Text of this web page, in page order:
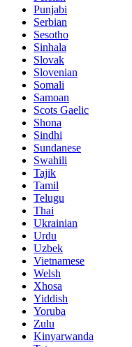
Punjabi
Serbian
Sesotho
Sinhala
Slovak
Slovenian
Somali
Samoan
Scots Gaelic
Shona
Sindhi
Sundanese
Swahili
Tajik
Tamil
Telugu
Thai
Ukrainian
Urdu
Uzbek
Vietnamese
Welsh
Xhosa
Yiddish
Yoruba
Zulu
Kinyarwanda